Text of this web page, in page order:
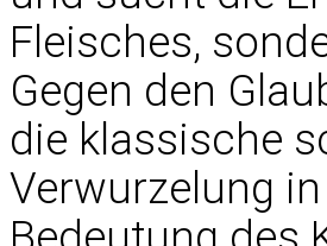
Fleisches,
Gegen den
die klassische
Verwurzelung